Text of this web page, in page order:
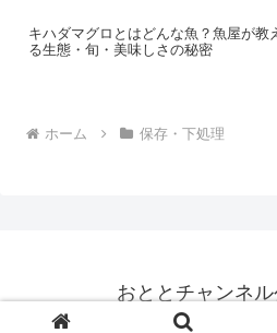
キハダマグロとはどんな魚？魚屋が教
る生態・旬・美味しさの秘密
ホーム 保存・下処理
おととチャンネ
© 2025 おととチャン